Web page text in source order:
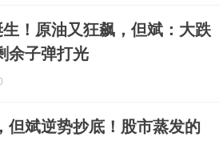
！原油又狂飙，但斌：大跌
余子弹打光
但斌逆势抄底！股市蒸发的